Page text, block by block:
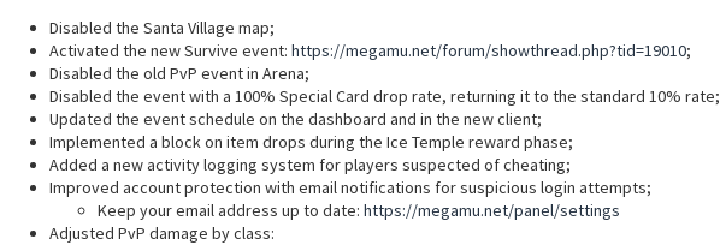
Disabled the Santa Village map;
Activated the new Survive event: https://megamu.net/forum/showthread.php?tid=19010;
Disabled the old PvP event in Arena;
Disabled the event with a 100% Special Card drop rate, returning it to the standard 10% rate;
Updated the event schedule on the dashboard and in the new client;
Implemented a block on item drops during the Ice Temple reward phase;
Added a new activity logging system for players suspected of cheating;
Improved account protection with email notifications for suspicious login attempts;
Keep your email address up to date: https://megamu.net/panel/settings
Adjusted PvP damage by class: